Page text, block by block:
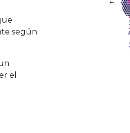
según
el